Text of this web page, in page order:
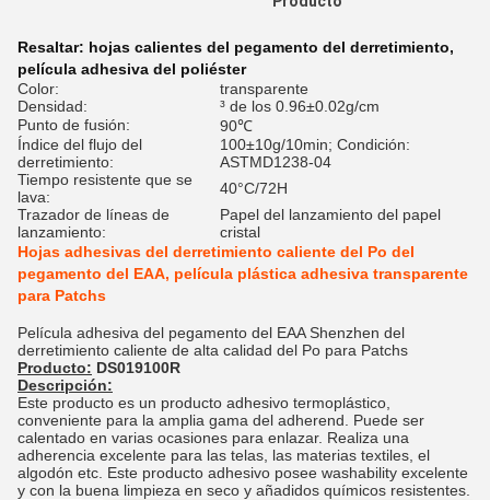
Resaltar: hojas calientes del pegamento del derretimiento,
película adhesiva del poliéster
Color:
transparente
Densidad:
³ de los 0.96±0.02g/cm
Punto de fusión:
90℃
Índice del flujo del
derretimiento:
100±10g/10min; Condición:
ASTMD1238-04
Tiempo resistente que se
lava:
40°C/72H
Trazador de líneas de
lanzamiento:
Papel del lanzamiento del papel
cristal
Hojas adhesivas del derretimiento caliente del Po del
pegamento del EAA, película plástica adhesiva transparente
para Patchs
Película adhesiva del pegamento del EAA Shenzhen del
derretimiento caliente de alta calidad del Po para Patchs
Producto: DS019100R
Descripción:
Este producto es un producto adhesivo termoplástico,
conveniente para la amplia gama del adherend. Puede ser
calentado en varias ocasiones para enlazar. Realiza una
adherencia excelente para las telas, las materias textiles, el
algodón etc. Este producto adhesivo posee washability excelente
y con la buena limpieza en seco y añadidos químicos resistentes.